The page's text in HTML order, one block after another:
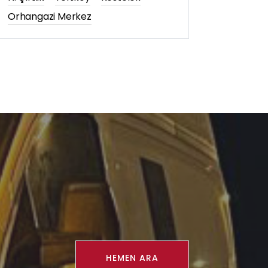
Orhangazi Merkez
HEMEN ARA